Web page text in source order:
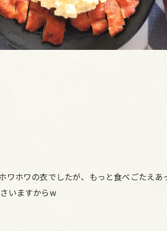
ホワの衣でしたが、もっと食べごたえ
いますからw